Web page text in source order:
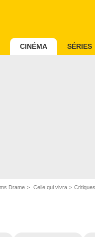
CINÉMA SÉRIES
Drame Celle qui vivra